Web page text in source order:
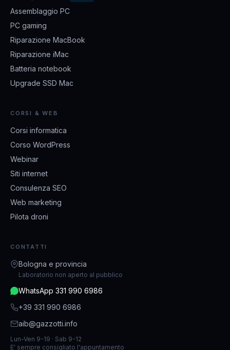
Assemblaggio PC
PC gaming
Riparazione MacBook
Riparazione iMac
Batteria notebook
Upgrade SSD Mac
CORSI & WEB
Corsi informatica
Corso WordPress
Webinar
Siti internet
Consulenza SEO
Web marketing
Pilota droni
CONTATTI
Bologna e provincia
Laboratorio non aperto al pubblico
WhatsApp 331 990 6986
+39 331 990 6986
aib@gazzotti.info
Lun-Ven 9-19 · Sab 9-12
E' sempre consigliato l'appuntamento